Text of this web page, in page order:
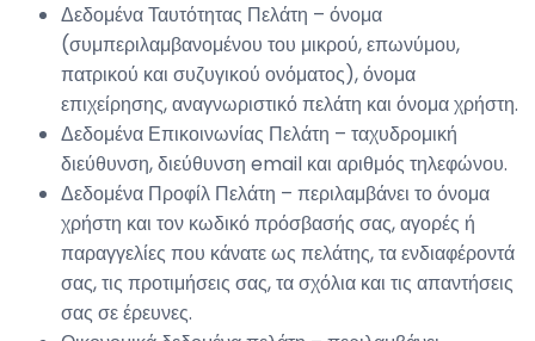
Δεδομένα Ταυτότητας Πελάτη – όνομα
(συμπεριλαμβανομένου του μικρού, επωνύμου,
πατρικού και συζυγικού ονόματος), όνομα
επιχείρησης, αναγνωριστικό πελάτη και όνομα χρήστη.
Δεδομένα Επικοινωνίας Πελάτη – ταχυδρομική
διεύθυνση, διεύθυνση email και αριθμός τηλεφώνου.
Δεδομένα Προφίλ Πελάτη – περιλαμβάνει το όνομα
χρήστη και τον κωδικό πρόσβασής σας, αγορές ή
παραγγελίες που κάνατε ως πελάτης, τα ενδιαφέροντά
σας, τις προτιμήσεις σας, τα σχόλια και τις απαντήσεις
σας σε έρευνες.